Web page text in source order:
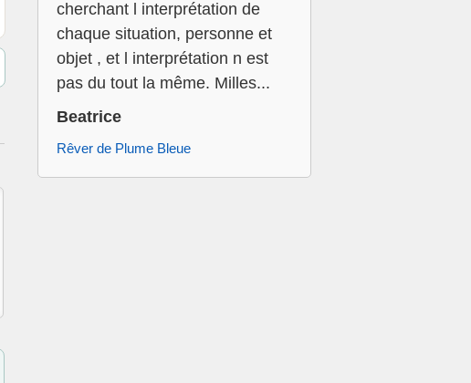
cherchant l interprétation de
chaque situation, personne et
objet , et l interprétation n est
pas du tout la même. Milles...
Beatrice
Rêver de Plume Bleue